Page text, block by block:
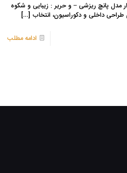
مدل پانچ ریزشی – و حریر : زیبایی و شکوه
طراحی داخلی و دکوراسیون، انتخاب […]
ادامه مطلب